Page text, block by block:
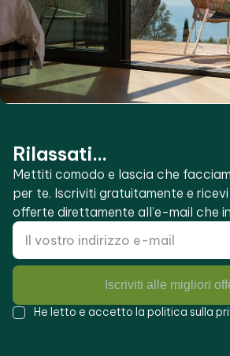
Rilassati...
Mettiti comodo e lascia che
per te. Iscriviti gratuitamente e
offerte direttamente all’e-mail che
Iscriviti alle migliori
He letto e accetto la politica sulla